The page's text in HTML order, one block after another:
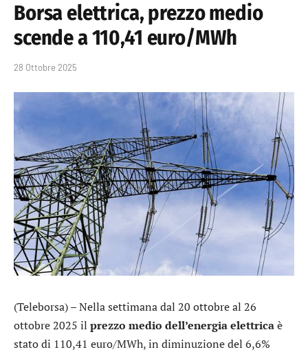
Borsa elettrica, prezzo medio
scende a 110,41 euro/MWh
28 Ottobre 2025
(Teleborsa) – Nella settimana dal 20 ottobre al 26
ottobre 2025 il prezzo medio dell’energia elettricaè
stato di 110,41 euro/MWh, in diminuzione del 6,6%